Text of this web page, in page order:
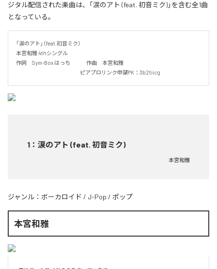
ジタル配信された楽曲は、「涙のアト (feat. 初音ミク)」を含む全1曲
となっている。
「涙のアト」（feat.初音ミク）
本宮和雅 4thシングル
作詞　Sym-Box はっち　　　作曲　本宮和雅
ピアプロリンク申請PK：3b2tiicg
1 ： 涙のアト (feat. 初音ミク)
本宮和雅
ジャンル： ボーカロイド / J-Pop / ポップ
本宮和雅